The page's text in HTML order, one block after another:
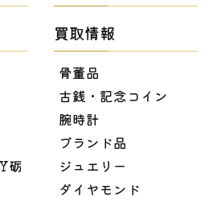
砺
買取情報
骨董品
古銭・記念コイン
腕時計
ブランド品
ジュエリー
ダイヤモンド